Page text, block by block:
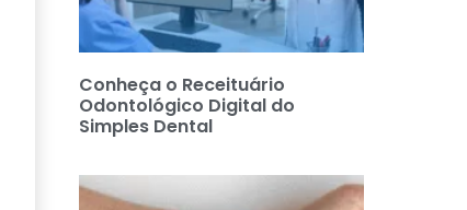
Conheça o Receituário
Odontológico Digital do
Simples Dental